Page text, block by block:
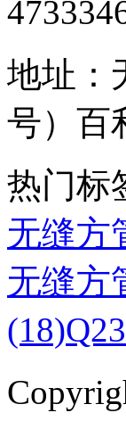
地址：
号）百
热门标
无缝方
无缝方
(18)